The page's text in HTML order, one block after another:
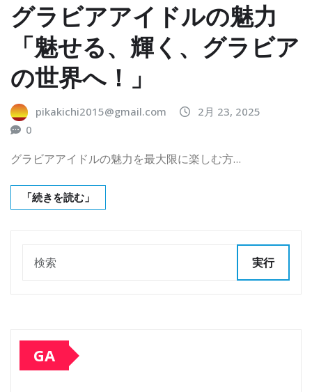
グラビアアイドルの魅力
「魅せる、輝く、グラビア
の世界へ！」
pikakichi2015@gmail.com
2月 23, 2025
0
グラビアアイドルの魅力を最大限に楽しむ方…
「続きを読む」
実行
GA